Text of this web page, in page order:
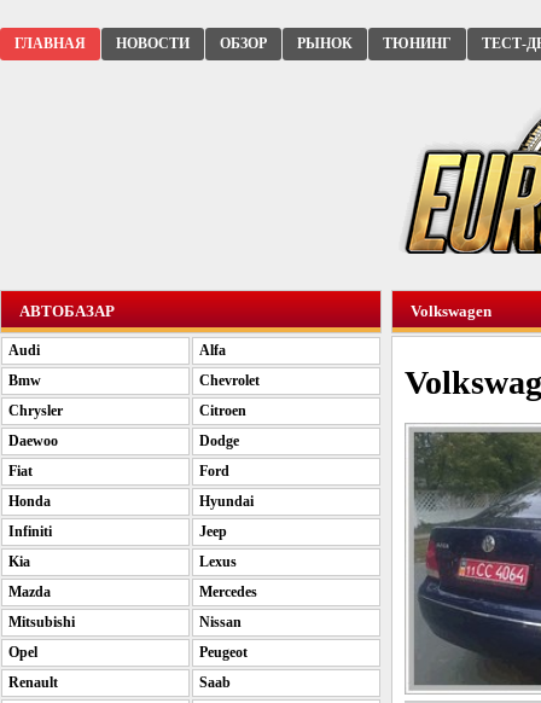
ГЛАВНАЯ НОВОСТИ ОБЗОР РЫНОК ТЮНИНГ ТЕСТ-
Volkswagen
АВТОБАЗАР
Audi
Alfa
Bmw
Chevrolet
Chrysler
Citroen
Daewoo
Dodge
Fiat
Ford
Honda
Hyundai
Infiniti
Jeep
Kia
Lexus
Mazda
Mercedes
Mitsubishi
Nissan
Opel
Peugeot
Renault
Saab